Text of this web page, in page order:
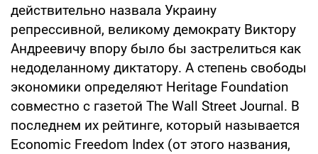
действительно назвала Украину
репрессивной, великому демократу Виктору
Андреевичу впору было бы застрелиться как
недоделанному диктатору. А степень свободы
экономики определяют Heritage Foundation
совместно с газетой The Wall Street Journal. В
последнем их рейтинге, который называется
Economic Freedom Index (от этого названия,